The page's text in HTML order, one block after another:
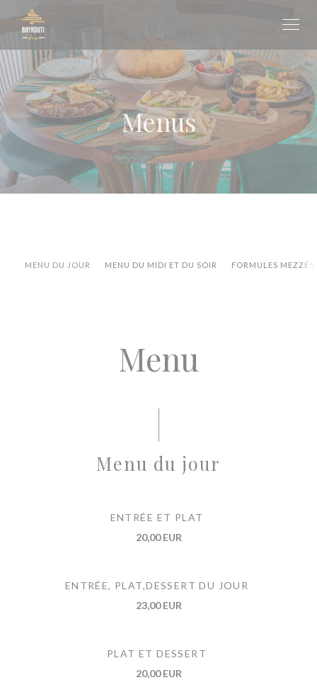
Personalizing your cookie choices
Menus
MENU DU JOUR MENU DU MIDI ET DU SOIR FORMULES MEZZÉS
Menu
Menu du jour
ENTRÉE ET PLAT
20,00 EUR
ENTRÉE, PLAT,DESSERT DU JOUR
23,00 EUR
PLAT ET DESSERT
20,00 EUR